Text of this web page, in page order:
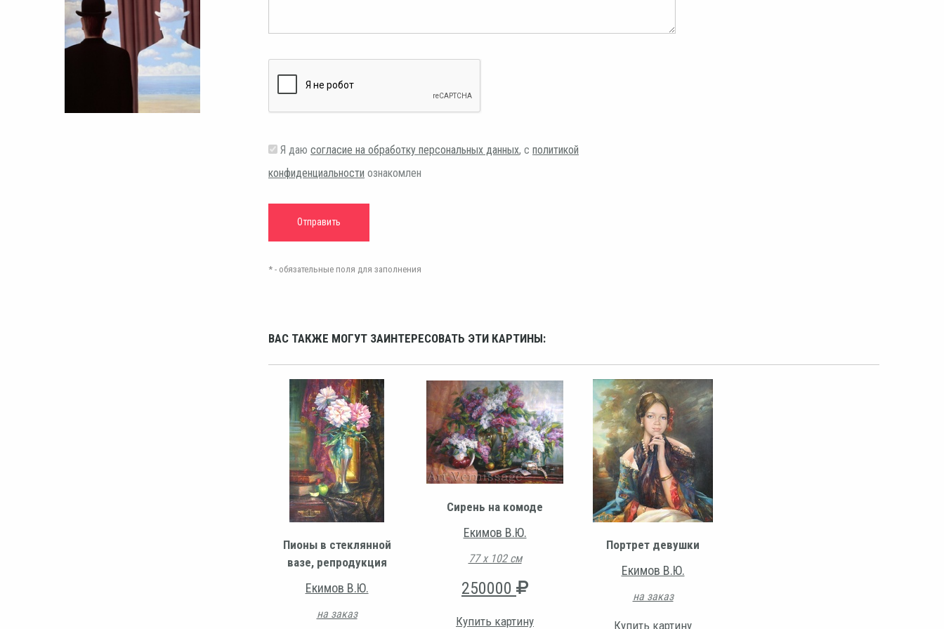
Я даю согласие на обработку персональных данных, с политикой
конфиденциальности ознакомлен
* - обязательные поля для заполнения
ВАС ТАКЖЕ МОГУТ ЗАИНТЕРЕСОВАТЬ ЭТИ КАРТИНЫ:
Пионы в стеклянной
вазе, репродукция
Екимов В.Ю.
на заказ
Сирень на комоде
Екимов В.Ю.
77 х 102 см
250000
Купить картину
Портрет девушки
Екимов В.Ю.
на заказ
Купить картину